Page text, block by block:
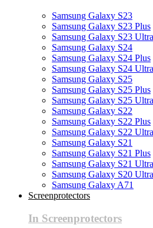
Samsung Galaxy S23
Samsung Galaxy S23 Plus
Samsung Galaxy S23 Ultra
Samsung Galaxy S24
Samsung Galaxy S24 Plus
Samsung Galaxy S24 Ultra
Samsung Galaxy S25
Samsung Galaxy S25 Plus
Samsung Galaxy S25 Ultra
Samsung Galaxy S22
Samsung Galaxy S22 Plus
Samsung Galaxy S22 Ultra
Samsung Galaxy S21
Samsung Galaxy S21 Plus
Samsung Galaxy S21 Ultra
Samsung Galaxy S20 Ultra
Samsung Galaxy A71
Screenprotectors
In Screenprotectors